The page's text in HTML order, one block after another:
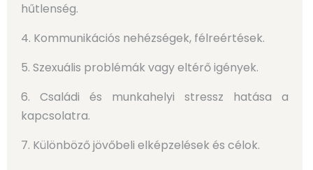
hűtlenség.
4. Kommunikációs nehézségek, félreértések.
5. Szexuális problémák vagy eltérő igények.
6. Családi és munkahelyi stressz hatása a
kapcsolatra.
7. Különböző jövőbeli elképzelések és célok.